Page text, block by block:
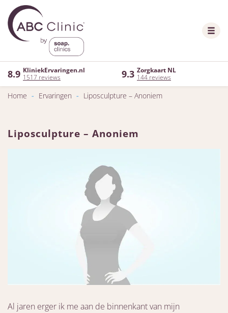
8.9 KliniekErvaringen.nl
1517 reviews
9.3 Zorgkaart NL
144 reviews
Home - Ervaringen - Liposculpture – Anoniem
Liposculpture – Anoniem
Al jaren erger ik me aan de binnenkant van mijn